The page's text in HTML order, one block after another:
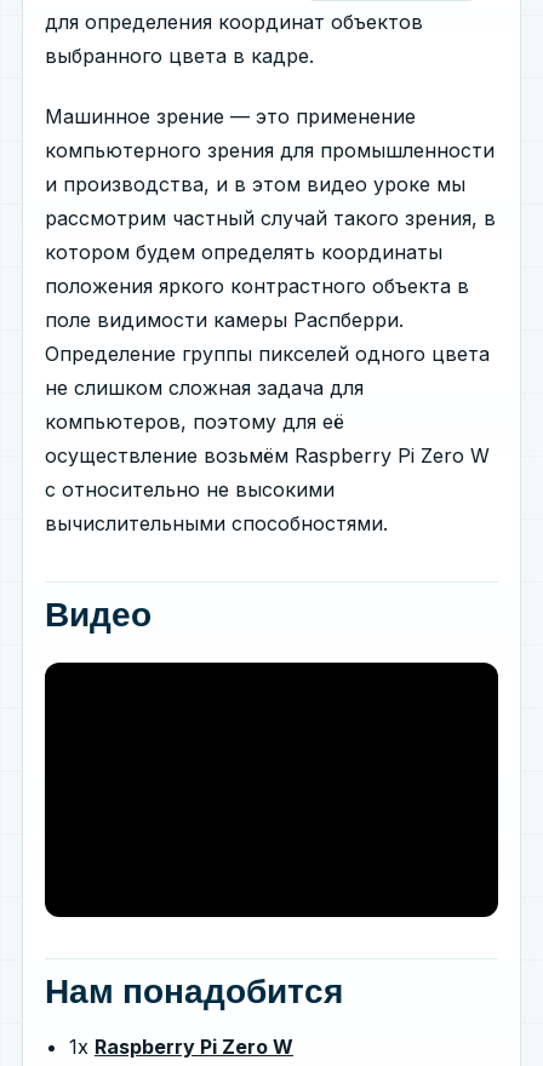
для определения координат объектов
выбранного цвета в кадре.
Машинное зрение — это применение
компьютерного зрения для промышленности
и производства, и в этом видео уроке мы
рассмотрим частный случай такого зрения, в
котором будем определять координаты
положения яркого контрастного объекта в
поле видимости камеры Распберри.
Определение группы пикселей одного цвета
не слишком сложная задача для
компьютеров, поэтому для её
осуществление возьмём Raspberry Pi Zero W
с относительно не высокими
вычислительными способностями.
Видео
Нам понадобится
1x Raspberry Pi Zero W